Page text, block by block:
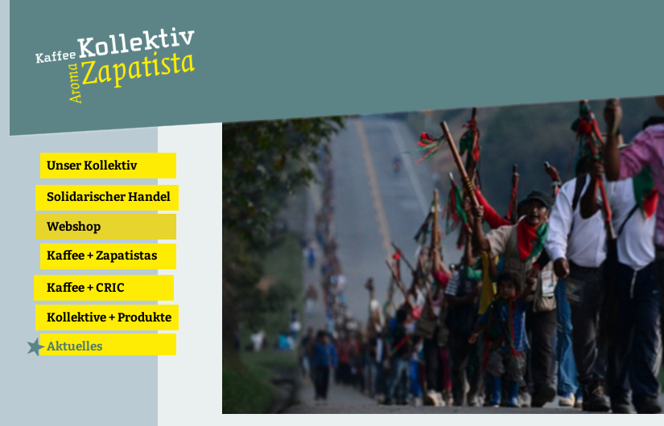
Unser Kollektiv
Solidarischer Handel
Webshop
Kaffee + Zapatistas
Kaffee + CRIC
Kollektive + Produkte
Aktuelles